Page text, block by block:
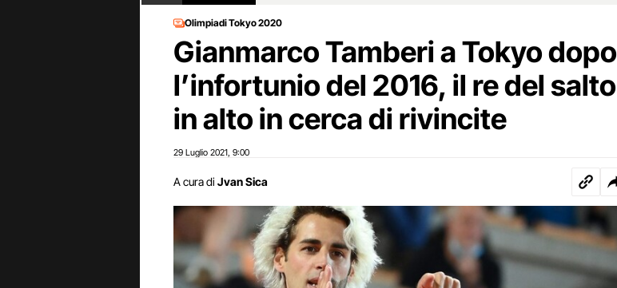
Olimpiadi Tokyo 2020
Gianmarco Tamberi a Tokyo dopo
l’infortunio del 2016, il re del salto
in alto in cerca di rivincite
29 Luglio 2021 9:00
A cura di Jvan Sica